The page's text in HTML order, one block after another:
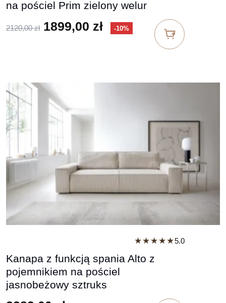
na pościel Prim zielony welur
2120,00zł Pierwotna cena wynosiła:
1899,00 złAktualna cena
-10%
★★★★★5.0
Kanapa z funkcją spania Alto z
pojemnikiem na pościel
jasnobeżowy sztruks